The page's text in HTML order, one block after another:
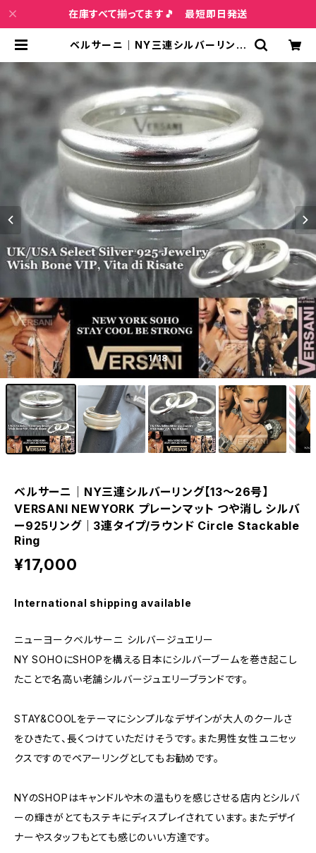
在庫すべて揃ってます🎵 最短即日発送
ベルサーニ｜NY三連シルバーリング
プレーンマット つや消し シルバー92
5リング｜3連タイプ/ラウンド Circl
e Stackable Ring | インポートフ
ァッション＆ジュエリー Wish Bone
VIP
1/18
ベルサーニ｜NY三連シルバーリング【13～26号】
VERSANI NEWYORK プレーンマット つや消し シルバ
ー925リング｜3連タイプ/ラウンド Circle Stackable
Ring
¥17,000
International shipping available
ニューヨークベルサーニ シルバージュエリー
NY SOHOにSHOPを構える日本にシルバーブームを巻き起こし
たことで名高い老舗シルバージュエリーブランドです。
STAY&COOLをテーマにシンプルなデザインが大人のクールさ
をひきたて、長くつけていただけそうです。また男性女性ユニセッ
クスですのでペアーリングとしてもお勧めです。
NYのSHOPはキャンドルや木の温もりを感じさせる店内とシルバ
ーの輝きがとてもステキにディスプレイされています。またデザイ
ナーやスタッフもとても感じのいい方達です。